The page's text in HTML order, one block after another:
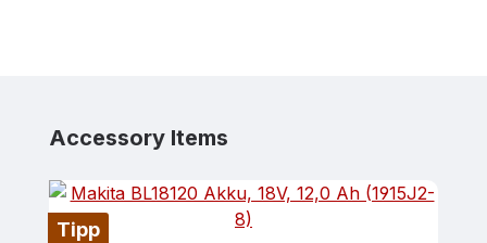
Produktgalerie überspringen
Accessory Items
Tipp